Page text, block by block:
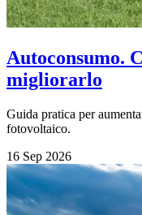
Autoconsumo.
migliorarlo
Guida pratica per
fotovoltaico.
16 Sep 2026